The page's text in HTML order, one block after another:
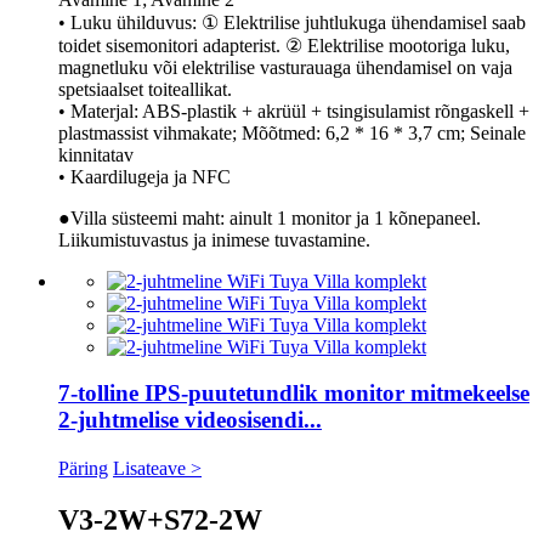
• Luku ühilduvus: ① Elektrilise juhtlukuga ühendamisel saab
toidet sisemonitori adapterist. ② Elektrilise mootoriga luku,
magnetluku või elektrilise vasturauaga ühendamisel on vaja
spetsiaalset toiteallikat.
• Materjal: ABS-plastik + akrüül + tsingisulamist rõngaskell +
plastmassist vihmakate; Mõõtmed: 6,2 * 16 * 3,7 cm; Seinale
kinnitatav
• Kaardilugeja ja NFC
●Villa süsteemi maht: ainult 1 monitor ja 1 kõnepaneel.
Liikumistuvastus ja inimese tuvastamine.
7-tolline IPS-puutetundlik monitor mitmekeelse
2-juhtmelise videosisendi...
Päring Lisateave >
V3-2W+S72-2W